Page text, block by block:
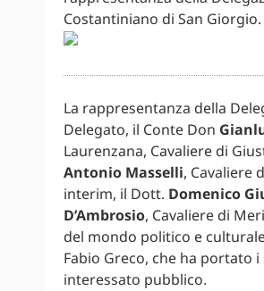
Costantiniano di San Giorgio.
La rappresentanza della
Delegato, il Conte Don
Laurenzana, Cavaliere di
Antonio Masselli, Cavaliere
interim, il Dott. Domenico
D’Ambrosio, Cavaliere di
del mondo politico e
Fabio Greco, che ha portato
interessato pubblico.